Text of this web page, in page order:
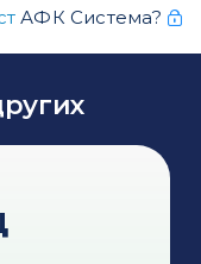
АФК Система?